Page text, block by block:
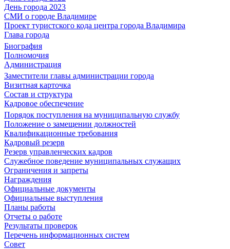
День города 2023
СМИ о городе Владимире
Проект туристского кода центра города Владимира
Глава города
Биография
Полномочия
Администрация
Заместители главы администрации города
Визитная карточка
Состав и структура
Кадровое обеспечение
Порядок поступления на муниципальную службу
Положение о замещении должностей
Квалификационные требования
Кадровый резерв
Резерв управленческих кадров
Служебное поведение муниципальных служащих
Ограничения и запреты
Награждения
Официальные документы
Официальные выступления
Планы работы
Отчеты о работе
Результаты проверок
Перечень информационных систем
Совет